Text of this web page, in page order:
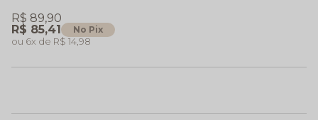
R$ 85,41 No Pix
R$ 89,90
6x R$ 14,98